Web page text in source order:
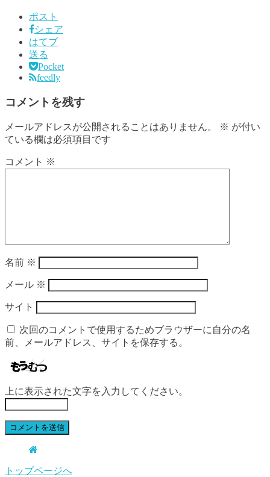
ポスト
シェア
はてブ
送る
Pocket
feedly
コメントを残す
メールアドレスが公開されることはありません。 ※ が付い
ている欄は必須項目です
コメント ※
名前 ※
メール ※
サイト
次回のコメントで使用するためブラウザーに自分の名
前、メールアドレス、サイトを保存する。
上に表示された文字を入力してください。
トップページへ